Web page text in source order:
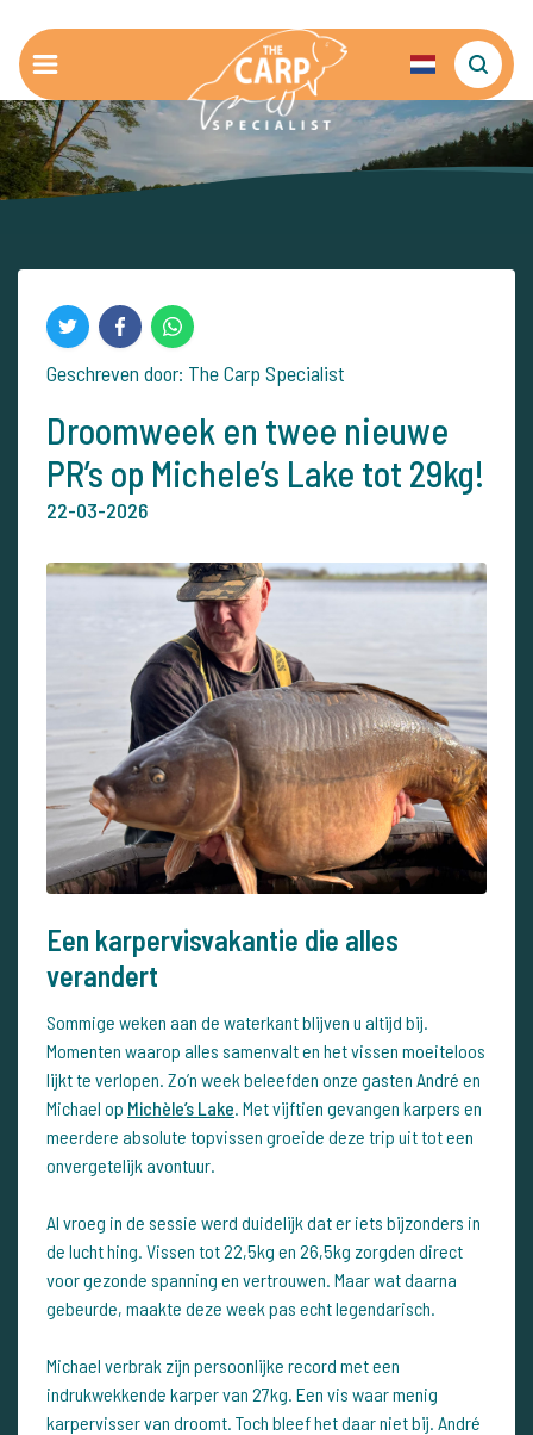
Geschreven door: The Carp Specialist
Droomweek en twee nieuwe
PR’s op Michele’s Lake tot 29kg!
22-03-2026
Een karpervisvakantie die alles
verandert
Sommige weken aan de waterkant blijven u altijd bij.
Momenten waarop alles samenvalt en het vissen moeiteloos
lijkt te verlopen. Zo’n week beleefden onze gasten André en
Michael op Michèle’s Lake . Met vijftien gevangen karpers en
meerdere absolute topvissen groeide deze trip uit tot een
onvergetelijk avontuur.
Al vroeg in de sessie werd duidelijk dat er iets bijzonders in
de lucht hing. Vissen tot 22,5kg en 26,5kg zorgden direct
voor gezonde spanning en vertrouwen. Maar wat daarna
gebeurde, maakte deze week pas echt legendarisch.
Michael verbrak zijn persoonlijke record met een
indrukwekkende karper van 27kg. Een vis waar menig
karpervisser van droomt. Toch bleef het daar niet bij. André